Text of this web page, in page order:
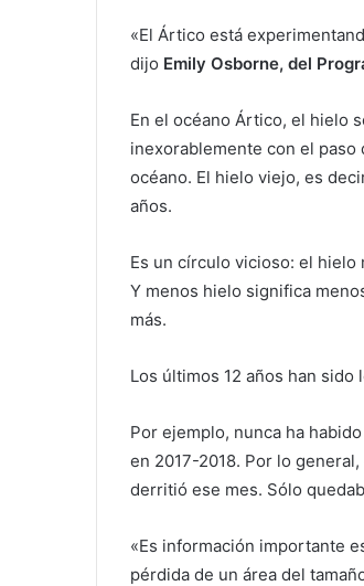
«El Ártico está
dijo Emily Osborne, del
En el océano Ártico, el hielo
inexorablemente con el paso
océano. El hielo viejo, es
años.
Es un círculo vicioso: el
Y menos hielo significa
más.
Los últimos 12 años han
Por ejemplo, nunca ha
en 2017-2018. Por lo
derritió ese mes. Sólo
«Es información importante
pérdida de un área del